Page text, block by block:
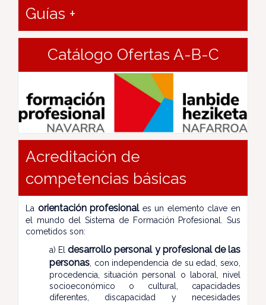
Guías +
Catálogo Ofertas A-B-C
Acreditación de
competencias básicas
La orientación profesional es un elemento clave en
el mundo del Sistema de Formación Profesional. Sus
cometidos son:
a) Eldesarrollo personal y profesional de las
personas , con independencia de su edad, sexo,
procedencia, situación personal o laboral, nivel
socioeconómico o cultural, capacidades
diferentes, discapacidad y necesidades